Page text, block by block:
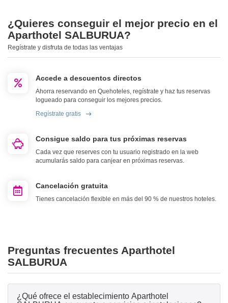
¿Quieres conseguir el mejor precio en el
Aparthotel SALBURUA?
Regístrate y disfruta de todas las ventajas
Accede a descuentos directos
Ahorra reservando en Quehoteles, regístrate y haz tus reservas
logueado para conseguir los mejores precios.
Regístrate gratis
Consigue saldo para tus próximas reservas
Cada vez que reserves con tu usuario registrado en la web
acumularás saldo para canjear en próximas reservas.
Cancelación gratuita
Tienes cancelación flexible en más del 90 % de nuestros hoteles.
Preguntas frecuentes Aparthotel
SALBURUA
¿Qué ofrece el establecimiento Aparthotel